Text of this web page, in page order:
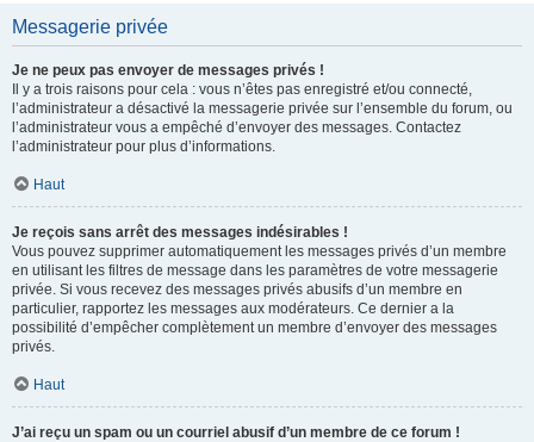
Messagerie privée
Je ne peux pas envoyer de messages privés !
Il y a trois raisons pour cela : vous n’êtes pas enregistré et/ou connecté,
l’administrateur a désactivé la messagerie privée sur l’ensemble du forum, ou
l’administrateur vous a empêché d’envoyer des messages. Contactez
l’administrateur pour plus d’informations.
Haut
Je reçois sans arrêt des messages indésirables !
Vous pouvez supprimer automatiquement les messages privés d’un membre
en utilisant les filtres de message dans les paramètres de votre messagerie
privée. Si vous recevez des messages privés abusifs d’un membre en
particulier, rapportez les messages aux modérateurs. Ce dernier a la
possibilité d’empêcher complètement un membre d’envoyer des messages
privés.
Haut
J’ai reçu un spam ou un courriel abusif d’un membre de ce forum !